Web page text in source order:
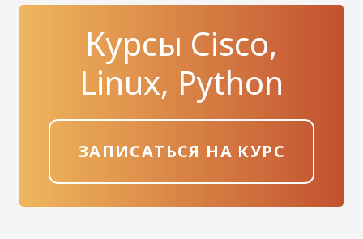
Курсы Cisco,
Linux, Python
ЗАПИСАТЬСЯ НА КУРС